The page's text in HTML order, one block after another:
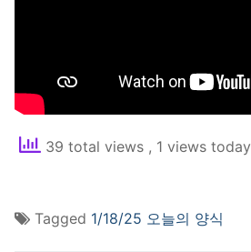
39 total views , 1 views today
Tagged 1/18/25 오늘의 양식